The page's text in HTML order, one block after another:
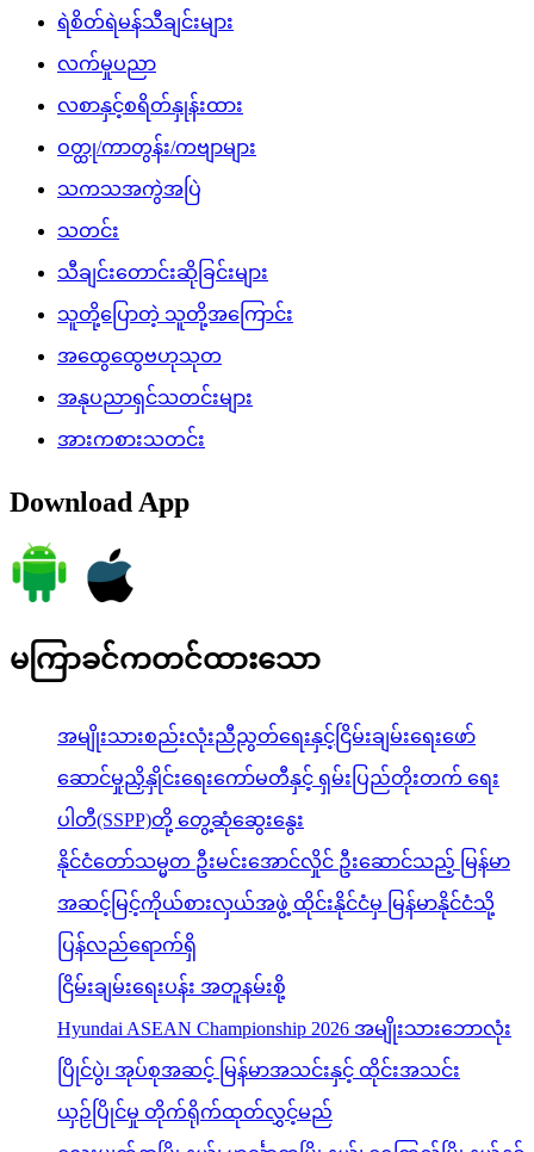
ရဲစိတ်ရဲမန်သီချင်းများ
လက်မှုပညာ
လစာနှင့်စရိတ်နှုန်းထား
ဝတ္ထု/ကာတွန်း/ကဗျာများ
သကသအကွဲအပြဲ
သတင်း
သီချင်းတောင်းဆိုခြင်းများ
သူတို့ပြောတဲ့ သူတို့အကြောင်း
အထွေထွေဗဟုသုတ
အနုပညာရှင်သတင်းများ
အားကစားသတင်း
Download App
မကြာခင်ကတင်ထားသော
အမျိုးသားစည်းလုံးညီညွတ်ရေးနှင့်ငြိမ်းချမ်းရေးဖော်
ဆောင်မှုညှိနှိုင်းရေးကော်မတီနှင့် ရှမ်းပြည်တိုးတက် ရေး
ပါတီ(SSPP)တို့ တွေ့ဆုံဆွေးနွေး
နိုင်ငံတော်သမ္မတ ဦးမင်းအောင်လှိုင် ဦးဆောင်သည့် မြန်မာ
အဆင့်မြင့်ကိုယ်စားလှယ်အဖွဲ့ ထိုင်းနိုင်ငံမှ မြန်မာနိုင်ငံသို့
ပြန်လည်ရောက်ရှိ
ငြိမ်းချမ်းရေးပန်း အတူနမ်းစို့
Hyundai ASEAN Championship 2026 အမျိုးသားဘောလုံး
ပြိုင်ပွဲ၊ အုပ်စုအဆင့် မြန်မာအသင်းနှင့် ထိုင်းအသင်း
ယှဉ်ပြိုင်မှု တိုက်ရိုက်ထုတ်လွှင့်မည်